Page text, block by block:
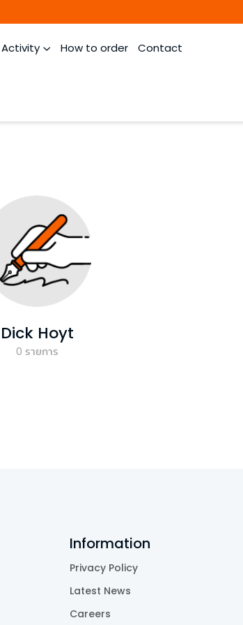
Activity How to order Contact
Dick Hoyt
0 รายการ
Information
Privacy Policy
Latest News
Careers